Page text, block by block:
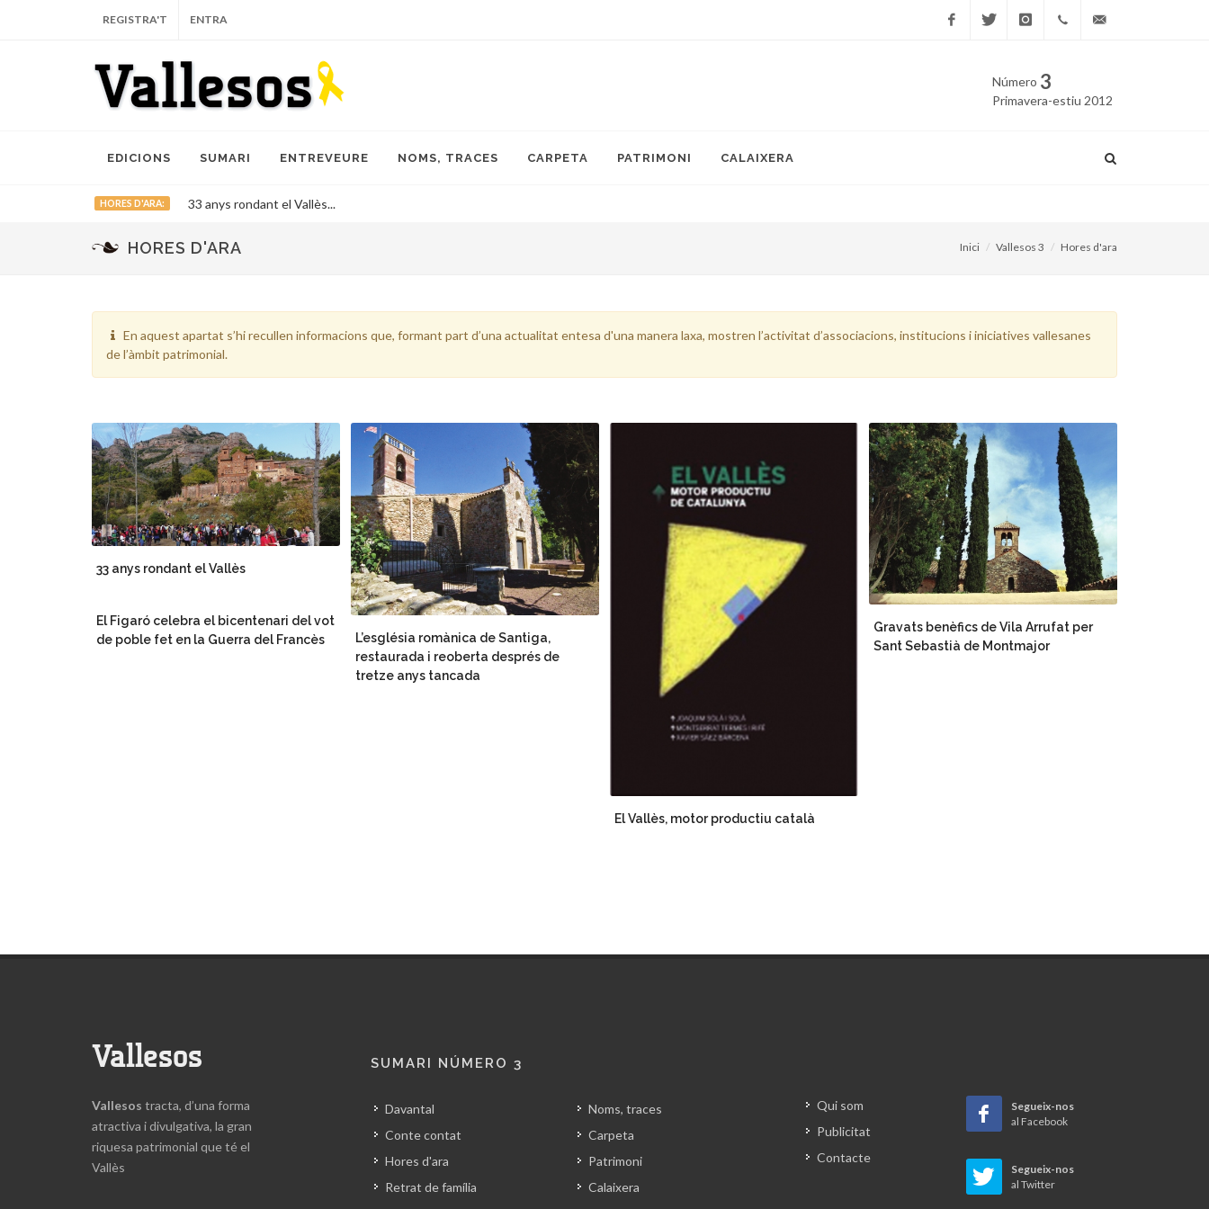
REGISTRA'T ENTRA
40 40
Número 3
Primavera-estiu 2012
EDICIONS SUMARI ENTREVEURE NOMS, TRACES CARPETA PATRIMONI CALAIXERA
HORES D'ARA: 33 anys rondant el Vallès...
HORES D'ARA Inici Vallesos 3 Hores d'ara
En aquest apartat s’hi recullen informacions que, formant part d’una actualitat entesa d'una manera laxa, mostren l’activitat d’associacions, institucions i iniciatives vallesanes
de l’àmbit patrimonial.
33 anys rondant el Vallès
L’església romànica de Santiga,
restaurada i reoberta després de
tretze anys tancada
El Vallès, motor productiu català
Gravats benèfics de Vila Arrufat per
Sant Sebastià de Montmajor
El Figaró celebra el bicentenari del vot
de poble fet en la Guerra del Francès
Vallesos
Vallesos tracta, d’una forma
atractiva i divulgativa, la gran
riquesa patrimonial que té el
Vallès
SUMARI NÚMERO 3
Davantal
Conte contat
Hores d'ara
Retrat de família
Noms, traces
Carpeta
Patrimoni
Calaixera
Qui som
Publicitat
Contacte
Segueix-nos
al Facebook
Segueix-nos
al Twitter